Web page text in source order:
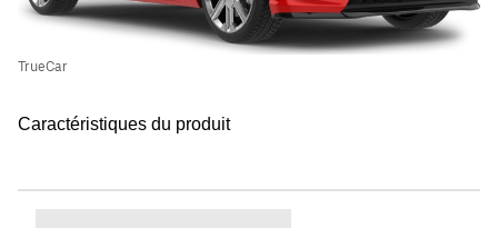
TrueCar
Caractéristiques du produit